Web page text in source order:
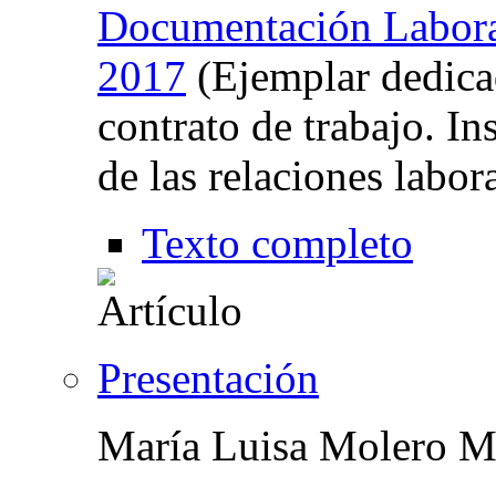
Documentación
2017 (Ejemplar
contrato de trabajo.
de las relaciones
Texto completo
Presentación
María Luisa Molero